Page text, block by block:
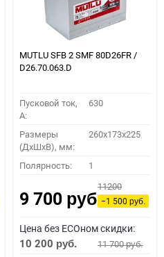
MUTLU SFB 2 SMF 80D26FR /
D26.70.063.D
Пусковой ток,
A:
630
Размеры
(ДхШхВ), мм:
260x173x225
Полярность: 1
9 700 руб.
11200
−1 500руб.
Цена без ECOном скидки:
10 200 руб. 11 700руб.